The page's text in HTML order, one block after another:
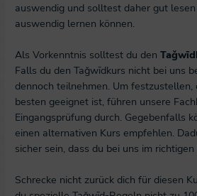
auswendig und solltest daher gut
auswendig lernen können.
Als Vorkenntnis solltest du den
Falls du den Taǧwīdkurs nicht bei uns
dennoch teilnehmen. Um festzustellen,
besten geeignet ist, führen unsere
Eingangsprüfung durch. Gegebenfalls
einen alternativen Kurs empfehlen.
sicher sein, dass du bei uns im
Schrecke nicht zurück dich für diesen